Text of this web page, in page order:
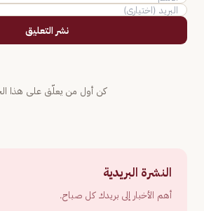
نشر التعليق
كن أول من يعلّق على هذا
النشرة البريدية
أهم الأخبار إلى بريدك كل صباح.